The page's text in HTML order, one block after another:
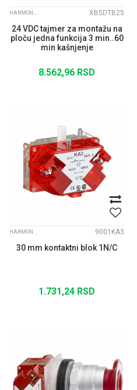
HARMONY XB5 XB5DTB25
24 VDC tajmer za montažu na
ploču jedna funkcija 3 min..60
min kašnjenje
8.562,96 RSD
HARMONY 9001 SK 9001KA3
30 mm kontaktni blok 1N/C
1.731,24 RSD